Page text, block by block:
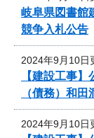
岐阜県図書館
競争入札公告
2024年9月10日
【建設工事
（債務）和
2024年9月10日